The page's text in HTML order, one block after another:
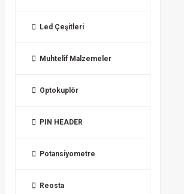
Led Çeşitleri
Muhtelif Malzemeler
Optokuplör
PIN HEADER
Potansiyometre
Reosta